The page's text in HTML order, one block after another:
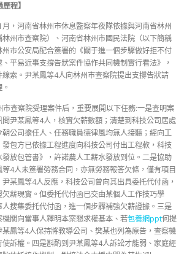
程】
，河南省林州市休息監察年夜隊依據與河南省林州
州市查察院）、河南省林州市國民法院（以下簡稱
市公安局配合簽署的《關于進一個步驟做好拒不付
平易近事支撐告狀案件協作共同機制實行看法》，
索。尹某鳳等4人向林州市查察院提出支撐告狀請
查察院受理案件后，重要展開以下任務:一是查明案
尹某鳳等4人，核實欠薪數額；清楚到科技公司居處
公司擔任人、任務職員德律風均無人接聽；經向工
包方已依據工程進度向科技公司付出工程款，科技
放包管書》，許諾農人工薪水發放到位。二是協助
4人未簽署勞務合同，亦無勞務報答欠條，僅有項目
某鳳等4人反應，科技公司曾向其出具委托代付函，
薪現實。但委托代付函已交由某個人工作技巧學
搜集委托代付函，進一個步驟補強欠薪證據。三是
關向當事人釋明本案懇求權基本、若包養網ppt何提
鳳等4人保持將教導公司、樊某也列為原告，查察機
訴權。四是斟酌到尹某鳳等4人訴訟才能弱、家庭經